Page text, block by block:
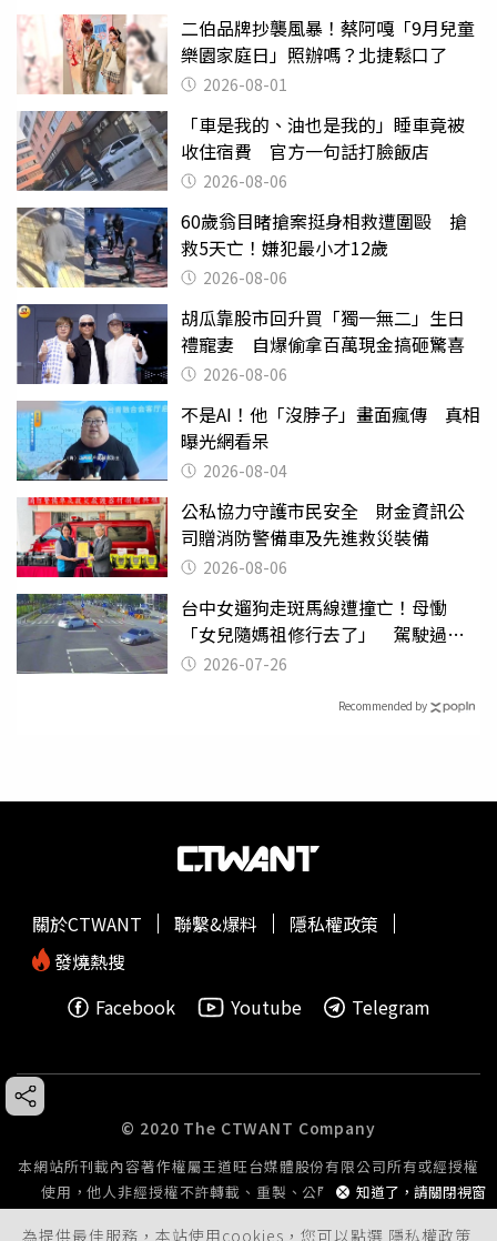
二伯品牌抄襲風暴！蔡阿嘎「9月兒童
樂園家庭日」照辦嗎？北捷鬆口了
2026-08-01
「車是我的、油也是我的」睡車竟被
收住宿費 官方一句話打臉飯店
2026-08-06
60歲翁目睹搶案挺身相救遭圍毆 搶
救5天亡！嫌犯最小才12歲
2026-08-06
胡瓜靠股市回升買「獨一無二」生日
禮寵妻 自爆偷拿百萬現金搞砸驚喜
2026-08-06
不是AI！他「沒脖子」畫面瘋傳 真相
曝光網看呆
2026-08-04
公私協力守護市民安全 財金資訊公
司贈消防警備車及先進救災裝備
2026-08-06
台中女遛狗走斑馬線遭撞亡！母慟
「女兒隨媽祖修行去了」 駕駛過失
致死判9月
2026-07-26
Recommended by
為提供最佳服務，本站使用cookies，您可以點選 隱私權政策
知道了，請關閉視窗
關於CTWANT 聯繫&爆料
隱私權政策
發燒熱搜
Facebook
Youtube Telegram
© 2020 The CTWANT Company
本網站所刊載內容著作權屬王道旺台媒體股份有限公司所有或經授權
使用，他人非經授權不許轉載、重製、公開播送或公開傳輸。